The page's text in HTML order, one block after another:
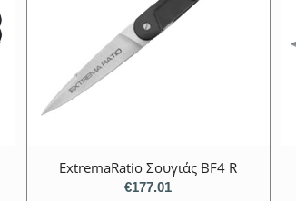
ExtremaRatio Σουγιάς BF4 R
€177.01